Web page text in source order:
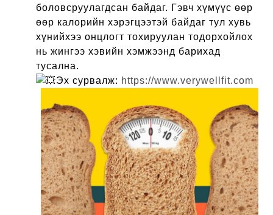
боловсруулагдсан байдаг. Гэвч хүмүүс өөр
өөр калорийн хэрэгцээтэй байдаг тул хувь
хүнийхээ онцлогт тохируулан тодорхойлох
нь жингээ хэвийн хэмжээнд барихад
тусална.
Эх сурвалж: https://www.verywellfit.com